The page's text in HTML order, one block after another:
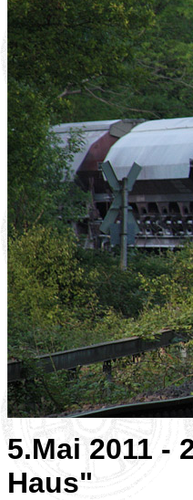
5.Mai 2011 -
Haus"